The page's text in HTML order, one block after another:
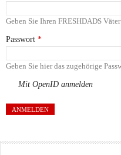
Geben Sie Ihren FRESHDADS
Passwort *
Geben Sie hier das zugehörige
Mit OpenID anmelden